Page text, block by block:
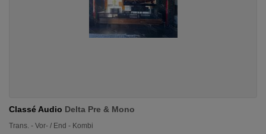
Classé Audio Delta Pre & Mono
Trans. - Vor- / End - Kombi